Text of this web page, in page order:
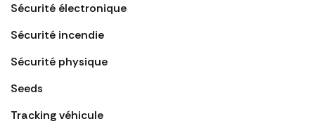
Sécurité électronique
Sécurité incendie
Sécurité physique
Seeds
Tracking véhicule